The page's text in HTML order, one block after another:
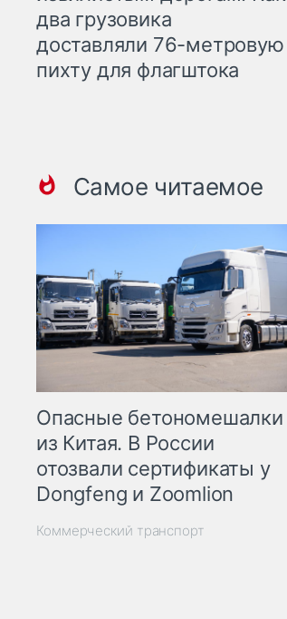
два грузовика
доставляли 76-метровую
пихту для флагштока
Самое читаемое
Опасные бетономешалки
из Китая. В России
отозвали сертификаты у
Dongfeng и Zoomlion
Коммерческий транспорт